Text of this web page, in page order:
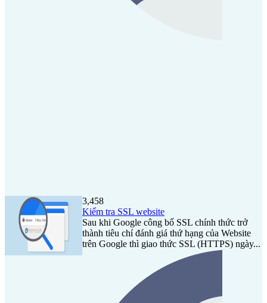
3,458
Kiểm tra SSL website
Sau khi Google công bố SSL chính thức trở
thành tiêu chí đánh giá thứ hạng của Website
trên Google thì giao thức SSL (HTTPS) ngày...